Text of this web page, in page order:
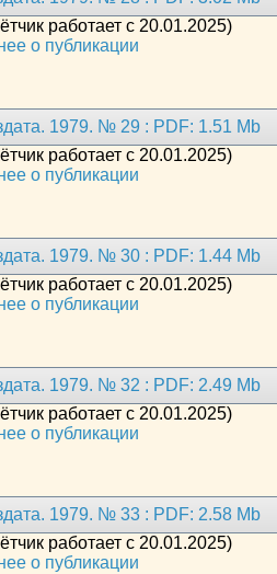
работает с 20.01.2025)
о публикации
1979. № 29 : PDF: 1.51 Mb
работает с 20.01.2025)
о публикации
1979. № 30 : PDF: 1.44 Mb
работает с 20.01.2025)
о публикации
1979. № 32 : PDF: 2.49 Mb
работает с 20.01.2025)
о публикации
1979. № 33 : PDF: 2.58 Mb
работает с 20.01.2025)
о публикации